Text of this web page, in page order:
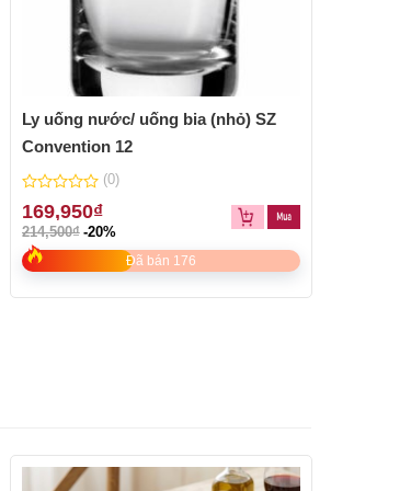
Ly uống nước/ uống bia (nhỏ) SZ
Convention 12
0
out
of
5
(0)
169,950₫
214,500₫ -20%
Đã bán 176